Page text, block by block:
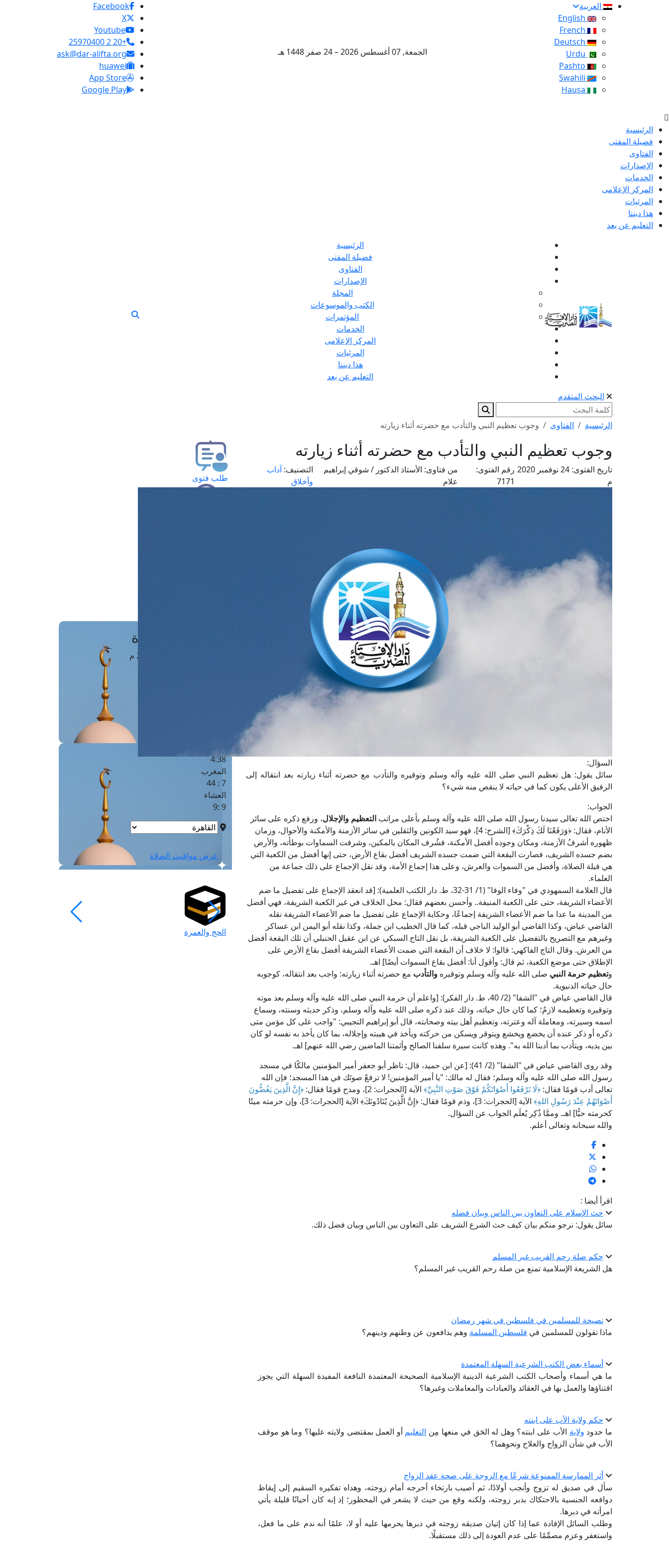
العربية
الجمعة, 07 أغسطس 2026 – 24 صفر 1448 هـ
Facebook
X
Youtube
+20 2 25970400
ask@dar-alifta.org
huawei
App Store
Google Play
الرئيسية
فضيلة المفتى
الفتاوى
الإصدارات
الخدمات
المركز الإعلامى
المرئيات
هذا ديننا
التعليم عن بعد
الرئيسية
فضيلة المفتى
الفتاوى
الإصدارات
المجلة
الكتب والموسوعات
المؤتمرات
الخدمات
المركز الإعلامى
المرئيات
هذا ديننا
التعليم عن بعد
البحث المتقدم
الرئيسية الفتاوى وجوب تعظيم النبي والتأدب مع حضرته أثناء زيارته
وجوب تعظيم النبي والتأدب مع حضرته أثناء زيارته
تاريخ الفتوى:
24 نوفمبر 2020
م
رقم الفتوى:
7171
من فتاوى: الأستاذ الدكتور / شوقي إبراهيم
علام
التصنيف: آداب
وأخلاق
السؤال:
سائل يقول: هل تعظيم النبي صلى الله عليه وآله وسلم وتوقيره والتأدب مع حضرته أثناء زيارته بعد انتقاله إلى
الرفيق الأعلى يكون كما في حياته لا ينقص منه شيء؟
الجواب:
اختص الله تعالى سيدنا رسول الله صلى الله عليه وآله وسلم بأعلى مراتب التعظيم والإجلال، ورفع ذكره على سائر
الأنام، فقال: ﴿وَرَفَعْنَا لَكَ ذِكْرَكَ﴾ [الشرح: 4]، فهو سيد الكونين والثقلين في سائر الأزمنة والأمكنة والأحوال، وزمان
ظهوره أشرفُ الأزمنة، ومكان وجوده أفضل الأمكنة، فشُرف المكان بالمكين، وشرفت السماوات بوطأته، والأرض
بضم جسده الشريف، فصارت البقعة التي ضمت جسده الشريف أفضل بقاع الأرض، حتى إنها أفضل من الكعبة التي
هي قبلة الصلاة، وأفضل من السموات والعرش، وعلى هذا إجماع الأمة، وقد نقل الإجماع على ذلك جماعة من
العلماء.
قال العلامة السمهودي في "وفاء الوفا" (1/ 31-32، ط. دار الكتب العلمية): [قد انعقد الإجماع على تفضيل ما ضم
الأعضاء الشريفة، حتى على الكعبة المنيفة.. وأحسن بعضهم فقال: محل الخلاف في غير الكعبة الشريفة، فهي أفضل
من المدينة ما عدا ما ضم الأعضاء الشريفة إجماعًا، وحكاية الإجماع على تفضيل ما ضم الأعضاء الشريفة نقله
القاضي عياض، وكذا القاضي أبو الوليد الباجي قبله، كما قال الخطيب ابن جملة، وكذا نقله أبو اليمن ابن عساكر
وغيرهم مع التصريح بالتفضيل على الكعبة الشريفة، بل نقل التاج السبكي عن ابن عقيل الحنبلي أن تلك البقعة أفضل
من العرش. وقال التاج الفاكهي: قالوا: لا خلاف أن البقعة التي ضمت الأعضاء الشريفة أفضل بقاع الأرض على
الإطلاق حتى موضع الكعبة، ثم قال: وأقول أنا: أفضل بقاع السموات أيضًا] اهـ.
وتعظيم حرمة النبي صلى الله عليه وآله وسلم وتوقيره والتأدب مع حضرته أثناء زيارته: واجب بعد انتقاله، كوجوبه
حال حياته الدنيوية.
قال القاضي عياض في "الشفا" (2/ 40، ط. دار الفكر): [واعلم أن حرمة النبي صلى الله عليه وآله وسلم بعد موته
وتوقيره وتعظيمه لازمٌ؛ كما كان حال حياته، وذلك عند ذكره صلى الله عليه وآله وسلم، وذكر حديثه وسنته، وسماع
اسمه وسيرته، ومعاملة آله وعترته، وتعظيم أهل بيته وصحابته، قال أبو إبراهيم التجيبي: "واجب على كل مؤمن متى
ذكره أو ذكر عنده أن يخضع ويخشع ويتوقر ويسكن من حركته ويأخذ في هيبته وإجلاله، بما كان يأخذ به نفسه لو كان
بين يديه، ويتأدب بما أدبنا الله به". وهذه كانت سيرة سلفنا الصالح وأئمتنا الماضين رضي الله عنهم] اهـ.
وقد روى القاضي عياض في "الشفا" (2/ 41): [عن ابن حميد، قال: ناظر أبو جعفر أمير المؤمنين مالكًا في مسجد
رسول الله صلى الله عليه وآله وسلم؛ فقال له مالك: "يا أمير المؤمنين! لا ترفعْ صوتَك في هذا المسجد؛ فإن الله
تعالى أدب قومًا فقال: ﴿لَا تَرْفَعُوا أَصْوَاتَكُمْ فَوْقَ صَوْتِ النَّبِيِّ﴾ الآية [الحجرات: 2]، ومدح قومًا فقال:
﴿إِنَّ الَّذِينَ يَغُضُّونَ
أَصْوَاتَهُمْ عِنْدَ رَسُولِ اللهِ﴾
الآية [الحجرات: 3]، وذم قومًا فقال: ﴿إِنَّ الَّذِينَ يُنَادُونَكَ﴾ الآية [الحجرات: 3]، وإن حرمته ميتًا
كحرمته حيًّا] اهـ. وممَّا ذُكِر يُعلَم الجواب عن السؤال.
والله سبحانه وتعالى أعلم.
اقرأ أيضا :
حث الإسلام على التعاون بين الناس وبيان فضله
سائل يقول: نرجو منكم بيان كيف حث الشرع الشريف على التعاون بين الناس وبيان فضل ذلك.
حكم صلة رحم القريب غير المسلم
هل الشريعة الإسلامية تمنع من صلة رحم القريب غير المسلم؟
نصيحة للمسلمين في فلسطين في شهر رمضان
ماذا تقولون للمسلمين في فلسطين المسلمة وهم يدافعون عن وطنهم ودينهم؟
أسماء بعض الكتب الشرعية السهلة المعتمدة
ما هي أسماء وأصحاب الكتب الشرعية الدينية الإسلامية الصحيحة المعتمدة النافعة المفيدة السهلة التي يجوز
اقتناؤها والعمل بها في العقائد والعبادات والمعاملات وغيرها؟
حكم ولاية الأب على ابنته
ما حدود ولاية الأب على ابنته؟ وهل له الحَق في منعها مِن التعليم أو العمل بمقتضى ولايته عليها؟ وما هو موقف
الأب في شأن الزواج والعلاج ونحوهما؟
أثر الممارسة الممنوعة شرعًا مع الزوجة على صحة عقد الزواج
سأل في صديق له تزوج وأنجب أولادًا، ثم أصيب بارتخاء أحرجه أمام زوجته، وهداه تفكيره السقيم إلى إيقاظ
دوافعه الجنسية بالاحتكاك بدبر زوجته، ولكنه وقع من حيث لا يشعر في المحظور؛ إذ إنه كان أحيانًا قليلة يأتي
امرأته في دبرها.
وطلب السائل الإفادة عما إذا كان إتيان صديقه زوجته في دبرها يحرمها عليه أو لا، علمًا أنه ندم على ما فعل،
واستغفر وعزم مصمِّمًا على عدم العودة إلى ذلك مستقبلًا.
طلب فتوى
مَواقِيتُ الصَّـــلاة
4:38
المغرب
7 : 44
العشاء
9 :9
عرض مواقيت الصلاة
الحج والعمرة